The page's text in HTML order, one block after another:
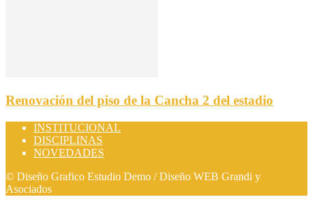
Renovación del piso de la Cancha 2 del estadio
INSTITUCIONAL
DISCIPLINAS
NOVEDADES
© Diseño Grafico Estudio Demo / Diseño WEB Grandi y
Asociados